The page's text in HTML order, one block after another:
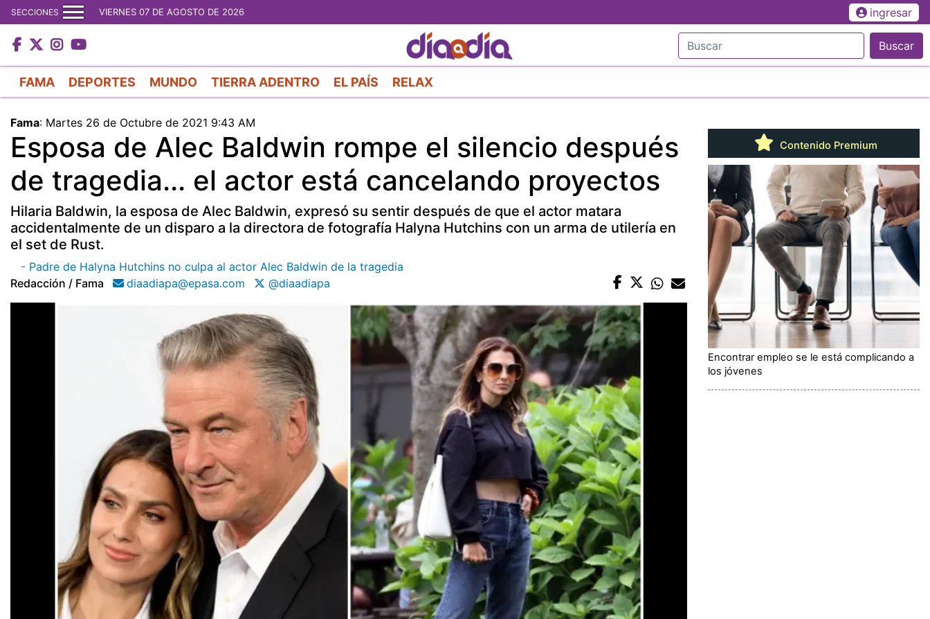
al
contenido
principal
SECCIONES VIERNES 07 DE AGOSTO DE 2026 ingresar
Buscar
FAMA DEPORTES MUNDO TIERRA ADENTRO EL PAÍS RELAX
Fama: Martes 26 de Octubre de 2021 9:43 AM
Esposa de Alec Baldwin rompe el silencio después
de tragedia... el actor está cancelando proyectos
Hilaria Baldwin, la esposa de Alec Baldwin, expresó su sentir después de que el actor matara
accidentalmente de un disparo a la directora de fotografía Halyna Hutchins con un arma de utilería en
el set de Rust.
- Padre de Halyna Hutchins no culpa al actor Alec Baldwin de la tragedia
Redacción / Fama
diaadiapa@epasa.com @diaadiapa
Contenido Premium
Encontrar empleo se le está complicando a
los jóvenes